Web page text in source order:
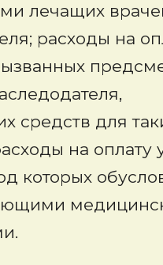
лечащих
расходы на
средств для
на оплату
которых